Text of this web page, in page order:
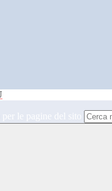
le pagine del sito